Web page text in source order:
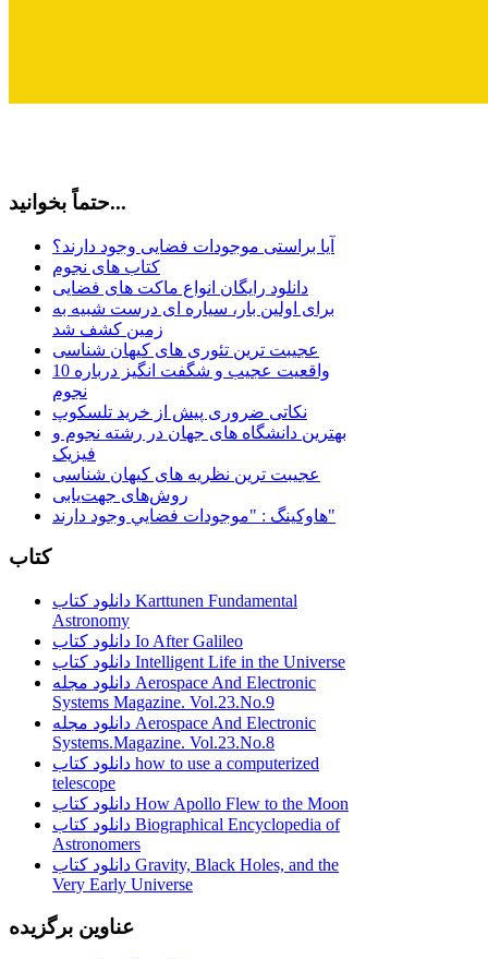
حتماً بخوانید...
آیا براستی موجودات فضایی وجود دارند؟
کتاب های نجوم
دانلود رایگان انواع ماکت های فضایی
برای اولین بار، سیاره ای درست شبیه به
زمین کشف شد
عجیبت ترین تئوری های کیهان شناسی
10 واقعیت عجیب و شگفت انگیز درباره
نجوم
نکاتی ضروری پیش از خرید تلسکوپ
بهترین دانشگاه های جهان در رشته نجوم و
فیزیک
عجیبت ترین نظریه های کیهان شناسی
روش‌های جهت‌یابی
هاوكينگ : "موجودات فضايي وجود دارند"
کتاب
دانلود کتاب Karttunen Fundamental
Astronomy
دانلود کتاب Io After Galileo
دانلود کتاب Intelligent Life in the Universe
دانلود مجله Aerospace And Electronic
Systems Magazine. Vol.23.No.9
دانلود مجله Aerospace And Electronic
Systems.Magazine. Vol.23.No.8
دانلود کتاب how to use a computerized
telescope
دانلود کتاب How Apollo Flew to the Moon
دانلود کتاب Biographical Encyclopedia of
Astronomers
دانلود کتاب Gravity, Black Holes, and the
Very Early Universe
عناوین برگزیده